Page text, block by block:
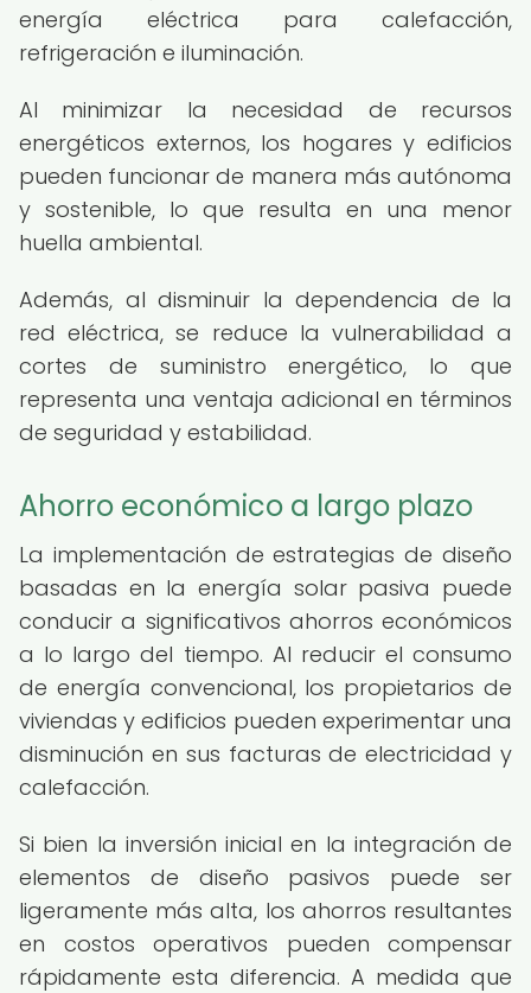
energía eléctrica para calefacción,
refrigeración e iluminación.
Al minimizar la necesidad de recursos
energéticos externos, los hogares y edificios
pueden funcionar de manera más autónoma
y sostenible, lo que resulta en una menor
huella ambiental.
Además, al disminuir la dependencia de la
red eléctrica, se reduce la vulnerabilidad a
cortes de suministro energético, lo que
representa una ventaja adicional en términos
de seguridad y estabilidad.
Ahorro económico a largo plazo
La implementación de estrategias de diseño
basadas en la energía solar pasiva puede
conducir a significativos ahorros económicos
a lo largo del tiempo. Al reducir el consumo
de energía convencional, los propietarios de
viviendas y edificios pueden experimentar una
disminución en sus facturas de electricidad y
calefacción.
Si bien la inversión inicial en la integración de
elementos de diseño pasivos puede ser
ligeramente más alta, los ahorros resultantes
en costos operativos pueden compensar
rápidamente esta diferencia. A medida que